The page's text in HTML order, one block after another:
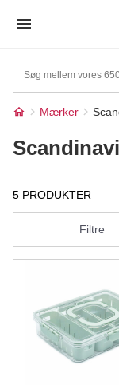
Mærker
5 PRODUKTER
Filtre